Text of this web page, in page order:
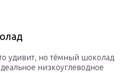
удивит, но тёмный шоколад
низкоуглеводное